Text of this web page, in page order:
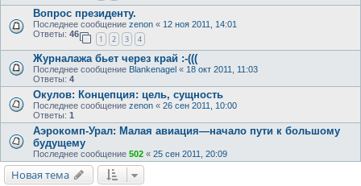
Вопрос президенту.
Последнее сообщение zenon « 12 ноя 2011, 14:01
Ответы: 46
1 2 3 4
Журналажа бьет через край :-(((
Последнее сообщение Blankenagel « 18 окт 2011, 11:03
Ответы: 4
Окулов: Концепция: цель, сущность
Последнее сообщение zenon « 26 сен 2011, 10:00
Ответы: 1
Аэрокомп-Урал: Малая авиация—начало пути к большому
будущему
Последнее сообщение 502 « 25 сен 2011, 20:09
Новая тема